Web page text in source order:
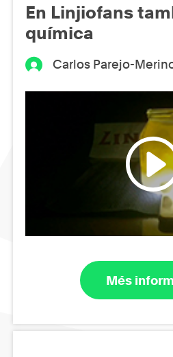
En Linjiofans
química
Carlos Parejo-
Més